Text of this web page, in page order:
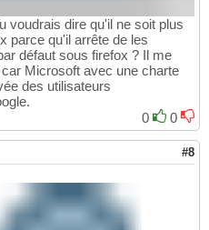
voudrais dire qu'il ne soit plus
parce qu'il arrête de les
défaut sous firefox ? Il me
Microsoft avec une charte
des utilisateurs
0
0
#8